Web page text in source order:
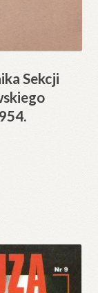
Sekcji